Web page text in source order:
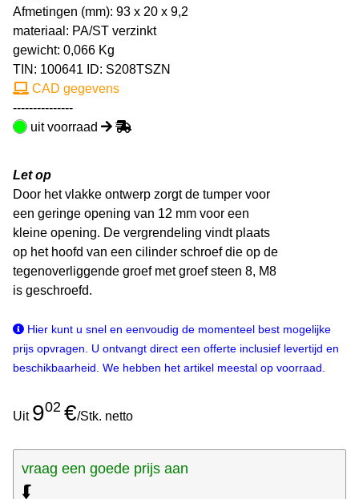
Afmetingen (mm): 93 x 20 x 9,2
materiaal: PA/ST verzinkt
gewicht: 0,066 Kg
TIN: 100641 ID: S208TSZN
CAD gegevens
---------------
uit voorraad
Let op
Door het vlakke ontwerp zorgt de tumper voor
een geringe opening van 12 mm voor een
kleine opening. De vergrendeling vindt plaats
op het hoofd van een cilinder schroef die op de
tegenoverliggende groef met groef steen 8, M8
is geschroefd.
Hier kunt u snel en eenvoudig de momenteel best mogelijke
prijs opvragen. U ontvangt direct een offerte inclusief levertijd en
beschikbaarheid. We hebben het artikel meestal op voorraad.
Uit 902 €/Stk. netto
vraag een goede prijs aan
⮮